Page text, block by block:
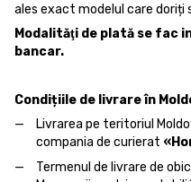
ales exact modelul care doriți
Modalităţi de plată se fac
bancar.
Condițiile de livrare în
Livrarea pe teritoriul
compania de curierat
Termenul de livrare de